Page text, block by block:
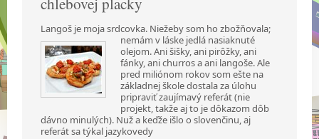
Langoš je moja srdcovka. Niežeby som ho zbožňovala;
nemám v láske jedlá nasiaknuté
olejom. Ani šišky, ani pirôžky, ani
fánky, ani churros a ani langoše. Ale
pred miliónom rokov som ešte na
základnej škole dostala za úlohu
pripraviť zaujímavý referát (nie
projekt, takže aj to je dôkazom dôb
dávno minulých). Nuž a keďže išlo o slovenčinu, aj
referát sa týkal jazykovedy